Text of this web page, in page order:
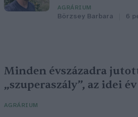
AGRÁRIUM
Börzsey Barbara 6
Minden évszázadra
„szuperaszály”, az idei
AGRÁRIUM